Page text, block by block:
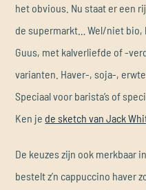
het obvious. Nu staat er een
de supermarkt… Wel/niet bio,
Guus, met kalverliefde of -
varianten. Haver-, soja-,
Speciaal voor barista’s of
Ken jede sketch van Jack
De keuzes zijn ook merkbaar
bestelt z’n cappuccino haver